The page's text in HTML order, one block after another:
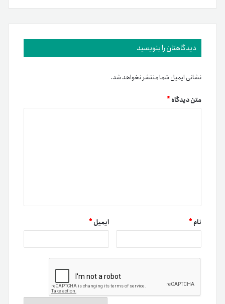
دیدگاهتان را بنویسید
نشانی ایمیل شما منتشر نخواهد شد.
متن دیدگاه*
نام* ایمیل*